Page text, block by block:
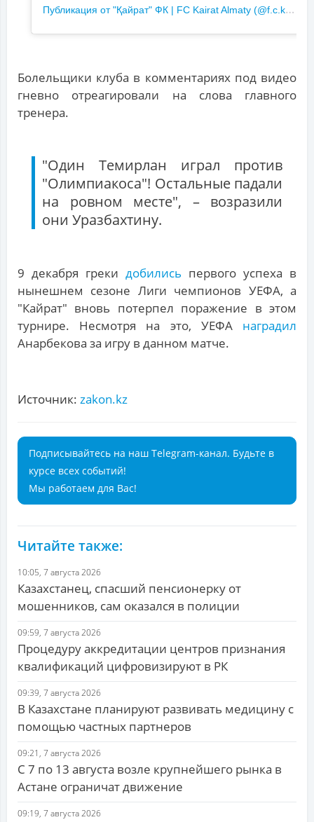
П
убликация от "Қайрат" ФК | FC Kairat Almaty (@f.c.kairat)
Болельщики клуба в комментариях под видео
гневно отреагировали на слова главного
тренера.
"Один Темирлан играл против
"Олимпиакоса"! Остальные падали
на ровном месте", – возразили
они Уразбахтину.
9 декабря греки добились первого успеха в
нынешнем сезоне Лиги чемпионов УЕФА, а
"Кайрат" вновь потерпел поражение в этом
турнире. Несмотря на это, УЕФА наградил
Анарбекова за игру в данном матче.
Источник: zakon.kz
Подписывайтесь на наш Telegram-канал. Будьте в
курсе всех событий!
Мы работаем для Вас!
Читайте также:
10:05, 7 августа 2026
Казахстанец, спасший пенсионерку от
мошенников, сам оказался в полиции
09:59, 7 августа 2026
Процедуру аккредитации центров признания
квалификаций цифровизируют в РК
09:39, 7 августа 2026
В Казахстане планируют развивать медицину с
помощью частных партнеров
09:21, 7 августа 2026
С 7 по 13 августа возле крупнейшего рынка в
Астане ограничат движение
09:19, 7 августа 2026